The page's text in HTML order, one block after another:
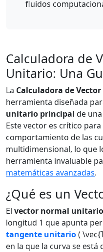
fluidos
Calculadora de
Unitario: Una
La Calculadora de
herramienta diseñada
unitario principal de
Este vector es crítico
comportamiento de las
multidimensional, lo que
herramienta invaluable
matemáticas avanzadas.
¿Qué es un
El vector normal unitario
longitud 1 que apunta
tangente unitario(
en la que la curva se